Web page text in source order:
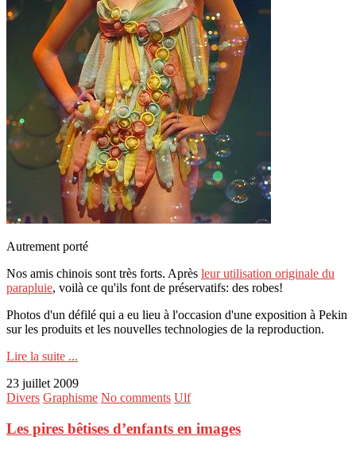
Autrement porté
Nos amis chinois sont très forts. Après leur utilisation originale du
parapluie, voilà ce qu'ils font de préservatifs: des robes!
Photos d'un défilé qui a eu lieu à l'occasion d'une exposition à Pekin
sur les produits et les nouvelles technologies de la reproduction.
Lire la suite ...
23 juillet 2009
Divers Graphisme No comments Ulf
Les pires bêtises d’enfants en images